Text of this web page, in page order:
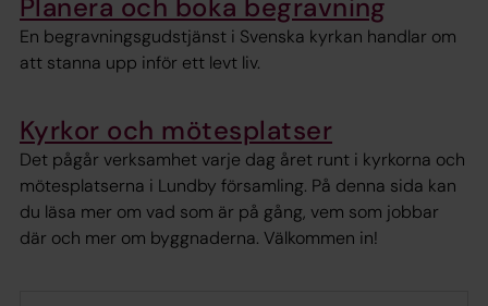
En begravningsgudstjänst i Svenska kyrkan handlar om
att stanna upp inför ett levt liv.
Kyrkor och mötesplatser
Det pågår verksamhet varje dag året runt i kyrkorna och
mötesplatserna i Lundby församling. På denna sida kan
du läsa mer om vad som är på gång, vem som jobbar
där och mer om byggnaderna. Välkommen in!